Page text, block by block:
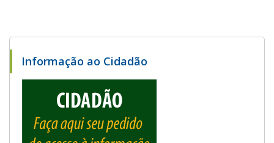
Informação ao Cidadão